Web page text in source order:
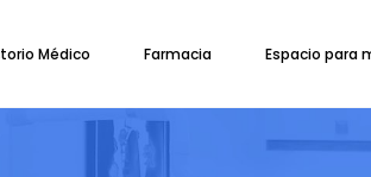
Médico Farmacia Espacio para